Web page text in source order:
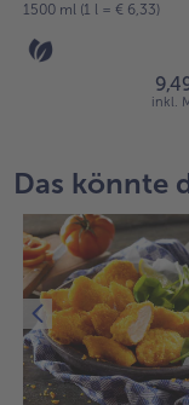
1500 ml (1 l = € 6,33)
inkl.
Das könnte